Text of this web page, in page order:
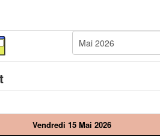
Vendredi 15 Mai 2026